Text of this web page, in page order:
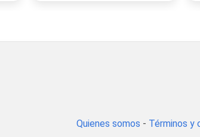
Quienes somos - Términos y